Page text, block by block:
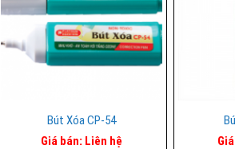
Bút Xóa CP-54
Giá bán: Liên hệ